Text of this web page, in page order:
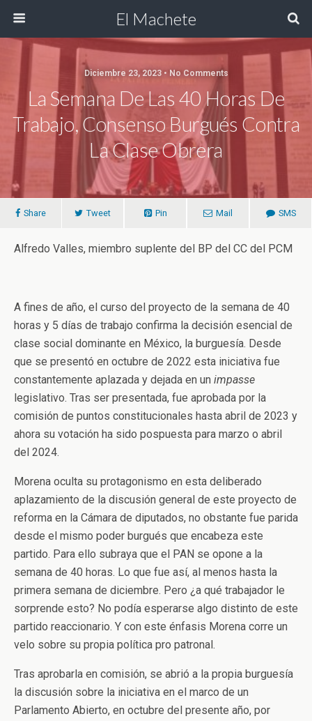
El Machete
Diciembre 23, 2023 • No Comments
La Semana De Las 40 Horas De
Trabajo, Consenso Burgués Contra
La Clase Obrera
Share Tweet Pin Mail SMS
Alfredo Valles, miembro suplente del BP del CC del PCM
A fines de año, el curso del proyecto de la semana de 40
horas y 5 días de trabajo confirma la decisión esencial de
clase social dominante en México, la burguesía. Desde
que se presentó en octubre de 2022 esta iniciativa fue
constantemente aplazada y dejada en un impasse
legislativo. Tras ser presentada, fue aprobada por la
comisión de puntos constitucionales hasta abril de 2023 y
ahora su votación ha sido pospuesta para marzo o abril
del 2024.
Morena oculta su protagonismo en esta deliberado
aplazamiento de la discusión general de este proyecto de
reforma en la Cámara de diputados, no obstante fue parida
desde el mismo poder burgués que encabeza este
partido. Para ello subraya que el PAN se opone a la
semana de 40 horas. Lo que fue así, al menos hasta la
primera semana de diciembre. Pero ¿a qué trabajador le
sorprende esto? No podía esperarse algo distinto de este
partido reaccionario. Y con este énfasis Morena corre un
velo sobre su propia política pro patronal.
Tras aprobarla en comisión, se abrió a la propia burguesía
la discusión sobre la iniciativa en el marco de un
Parlamento Abierto, en octubre del presente año, por